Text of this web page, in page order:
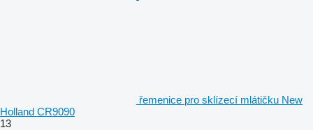
řemenice pro sklízecí mlátičku New
Holland CR9090
13